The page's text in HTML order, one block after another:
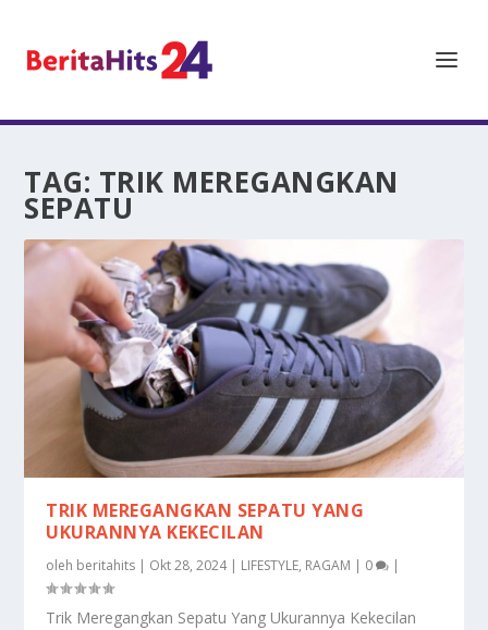
TAG: TRIK MEREGANGKAN
SEPATU
TRIK MEREGANGKAN SEPATU YANG
UKURANNYA KEKECILAN
oleh beritahits | Okt 28, 2024| LIFESTYLE, RAGAM | 0 |
Trik Meregangkan Sepatu Yang Ukurannya Kekecilan